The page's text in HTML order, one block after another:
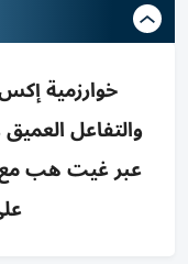
خوارزمية
والتفاعل
عبر غيت هب مع